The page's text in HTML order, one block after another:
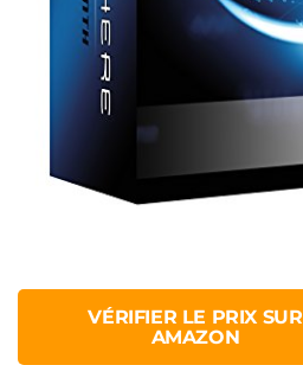
VÉRIFIER LE PRIX SUR
AMAZON